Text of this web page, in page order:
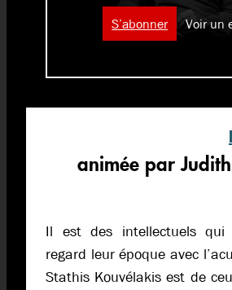
S’abonner Voir un
animée par Judith
Il est des intellectuels qui
regard leur époque avec
Stathis Kouvélakis est de